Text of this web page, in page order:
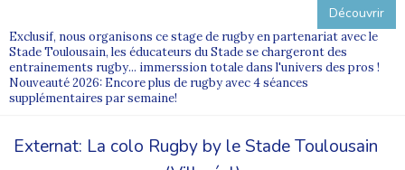
Découvrir
Exclusif, nous organisons ce stage de rugby en partenariat avec le
Stade Toulousain, les éducateurs du Stade se chargeront des
entrainements rugby... immerssion totale dans l'univers des pros !
Nouveauté 2026: Encore plus de rugby avec 4 séances
supplémentaires par semaine!
Externat: La colo Rugby by le Stade Toulousain